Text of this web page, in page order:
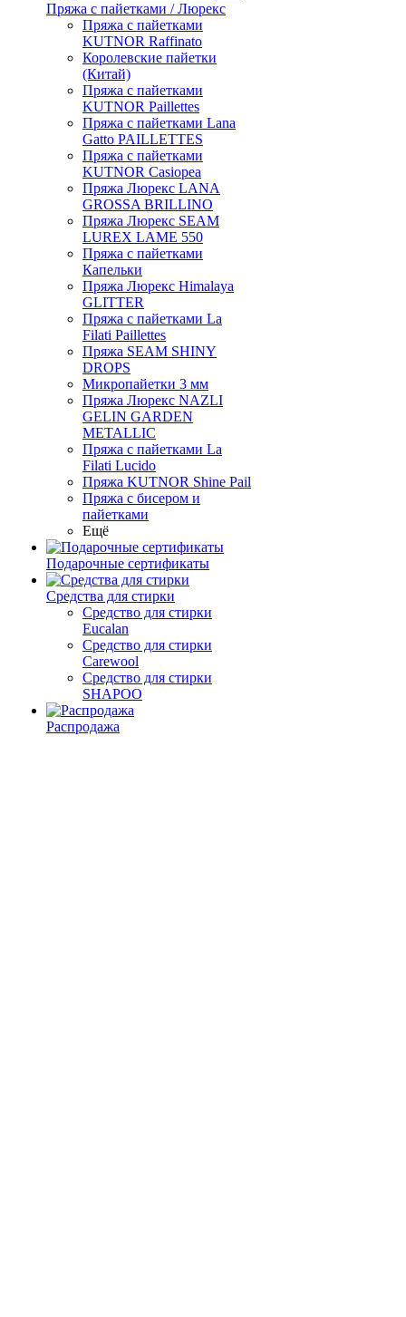
Пряжа с пайетками / Люрекс
Пряжа с пайетками
KUTNOR Raffinato
Королевские пайетки
(Китай)
Пряжа с пайетками
KUTNOR Paillettes
Пряжа с пайетками Lana
Gatto PAILLETTES
Пряжа с пайетками
KUTNOR Casiopea
Пряжа Люрекс LANA
GROSSA BRILLINO
Пряжа Люрекс SEAM
LUREX LAME 550
Пряжа с пайетками
Капельки
Пряжа Люрекс Himalaya
GLITTER
Пряжа с пайетками La
Filati Paillettes
Пряжа SEAM SHINY
DROPS
Микропайетки 3 мм
Пряжа Люрекс NAZLI
GELIN GARDEN
METALLIC
Пряжа с пайетками La
Filati Lucido
Пряжа KUTNOR Shine Pail
Пряжа с бисером и
пайетками
Ещё
Подарочные сертификаты
Средства для стирки
Средство для стирки
Eucalan
Средство для стирки
Carewool
Средство для стирки
SHAPOO
Распродажа